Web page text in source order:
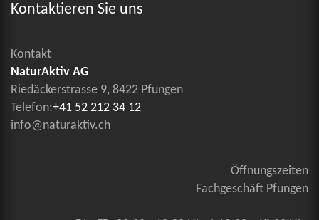
Kontaktieren Sie uns
Kontakt
NaturAktiv AG
Riedäckerstrasse 9, 8422 Pfungen
Telefon:+41 52 212 34 12
info@naturaktiv.ch
Öffnungszeiten
Fachgeschäft Pfungen